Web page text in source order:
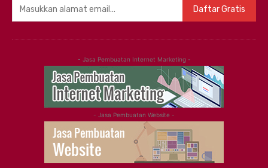
Daftar Gratis
- Jasa Pembuatan Internet Marketing -
- Jasa Pembuatan Website -